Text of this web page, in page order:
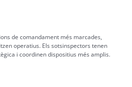
de comandament més marcades,
operatius. Els sotsinspectors tenen
i coordinen dispositius més amplis.